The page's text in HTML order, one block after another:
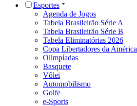
Esportes
Agenda de Jogos
Tabela Brasileirão Série A
Tabela Brasileirão Série B
Tabela Eliminatórias 2026
Copa Libertadores da América
Olimpíadas
Basquete
Vôlei
Automobilismo
Golfe
e-Sports